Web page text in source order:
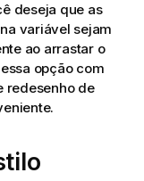
deseja que as
variável sejam
ao arrastar o
opção com
redesenho de